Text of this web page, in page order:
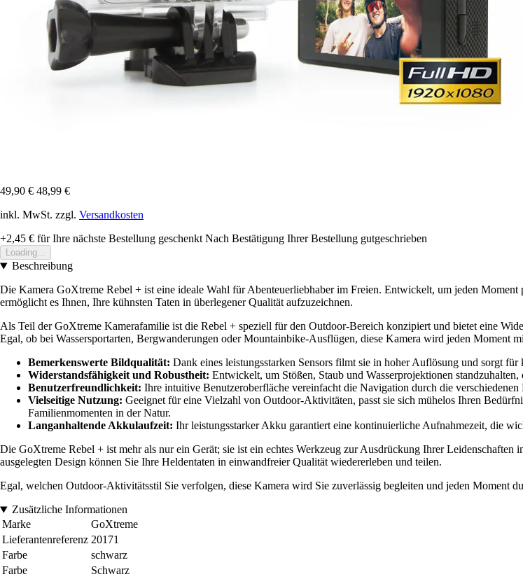
49,90 € 48,99 €
inkl. MwSt. zzgl. Versandkosten
+2,45 € für Ihre nächste Bestellung geschenkt Nach Bestätigung Ihrer Bestellung gutgeschrieben
Loading...
Beschreibung
Die Kamera GoXtreme Rebel + ist eine ideale Wahl für Abenteuerliebhaber im Freien. Entwickelt, um jeden
ermöglicht es Ihnen, Ihre kühnsten Taten in überlegener Qualität aufzuzeichnen.
Als Teil der GoXtreme Kamerafamilie ist die Rebel + speziell für den Outdoor-Bereich konzipiert und bietet eine
Egal, ob bei Wassersportarten, Bergwanderungen oder Mountainbike-Ausflügen, diese Kamera wird jeden Moment
Bemerkenswerte Bildqualität: Dank eines leistungsstarken Sensors filmt sie in hoher Auflösung und sorgt
Widerstandsfähigkeit und Robustheit: Entwickelt, um Stößen, Staub und Wasserprojektionen
Benutzerfreundlichkeit: Ihre intuitive Benutzeroberfläche vereinfacht die Navigation durch die
Vielseitige Nutzung: Geeignet für eine Vielzahl von Outdoor-Aktivitäten, passt sie sich mühelos Ihren
Familienmomenten in der Natur.
Langanhaltende Akkulaufzeit: Ihr leistungsstarker Akku garantiert eine kontinuierliche Aufnahmezeit, die
Die GoXtreme Rebel + ist mehr als nur ein Gerät; sie ist ein echtes Werkzeug zur Ausdrückung Ihrer
ausgelegten Design können Sie Ihre Heldentaten in einwandfreier Qualität wiedererleben und teilen.
Egal, welchen Outdoor-Aktivitätsstil Sie verfolgen, diese Kamera wird Sie zuverlässig begleiten und jeden Moment
Zusätzliche Informationen
Marke
GoXtreme
Lieferantenreferenz 20171
Farbe
schwarz
Farbe
Schwarz